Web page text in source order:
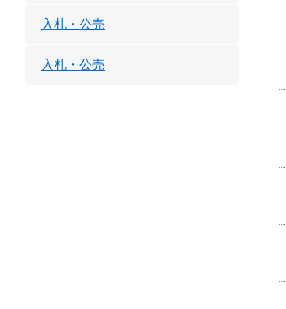
入札・公売
入札・公売